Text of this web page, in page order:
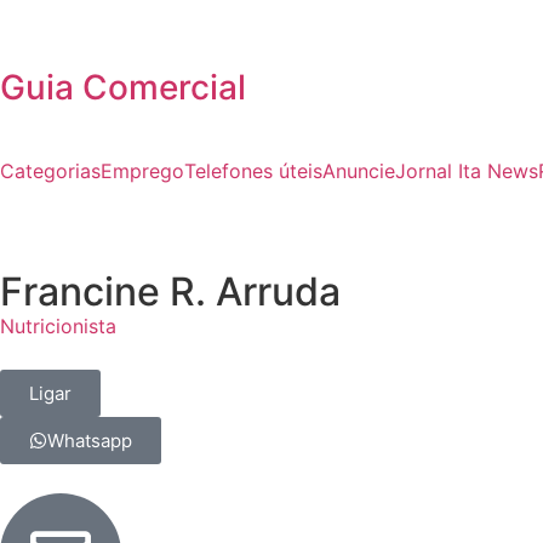
Guia Comercial
CategoriasEmpregoTelefones úteisAnuncieJornal Ita News
Francine R. Arruda
Nutricionista
Ligar
Whatsapp